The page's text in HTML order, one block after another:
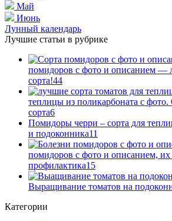
Май
Июнь
Лунный календарь
Лучшие статьи в рубрике
помидоров с фото и описанием —
сорта!44
теплицы из поликарбоната с
сорта6
Помидоры черри – сорта для
и подоконника11
помидоров с фото и описанием, их
профилактика15
Выращивание томатов на
Категории